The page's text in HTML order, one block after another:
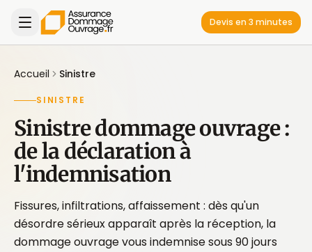
Devis en 3 minutes
Accueil Sinistre
SINISTRE
Sinistre dommage ouvrage :
de la déclaration à
l'indemnisation
Fissures, infiltrations, affaissement : dès qu'un
désordre sérieux apparaît après la réception, la
dommage ouvrage vous indemnise sous 90 jours